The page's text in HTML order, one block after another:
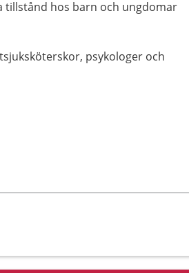
hos barn och ungdomar
psykologer och